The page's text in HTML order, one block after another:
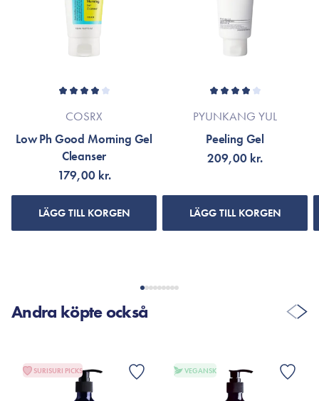
COSRX
Low Ph Good Morning Gel
Cleanser
179,00 kr.
LÄGG TILL KORGEN
PYUNKANG YUL
Peeling Gel
209,00 kr.
LÄGG TILL KORGEN
Andra köpte också
SURISURI PICKS VEGANSK